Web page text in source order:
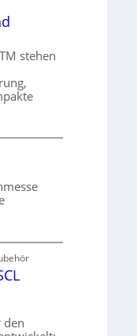
stehen
den